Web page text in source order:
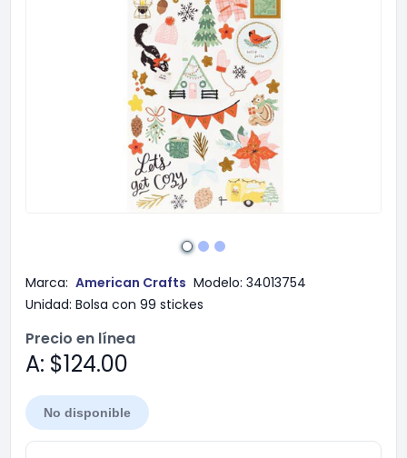
Marca: American Crafts Modelo: 34013754
Unidad: Bolsa con 99 stickes
Precio en línea
A: $124.00
No disponible